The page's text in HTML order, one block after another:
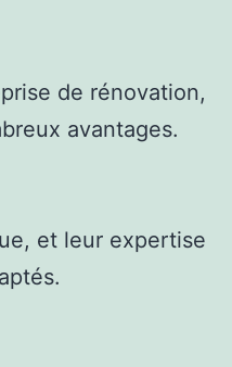
de rénovation,
avantages.
et leur expertise